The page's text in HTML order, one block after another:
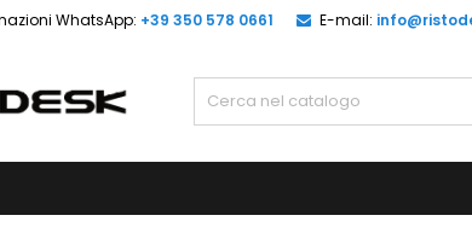
WhatsApp: +39 350 578 0661 E-mail: